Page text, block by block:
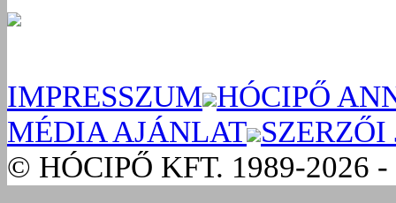
IMPRESSZUM HÓCIPŐ
MÉDIA AJÁNLAT SZERZŐI
© HÓCIPŐ KFT. 1989-2026